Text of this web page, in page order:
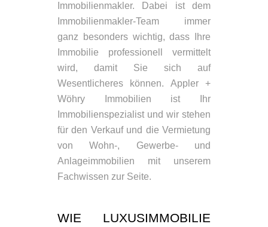
Immobilienmakler. Dabei ist dem
Immobilienmakler-Team immer
ganz besonders wichtig, dass Ihre
Immobilie professionell vermittelt
wird, damit Sie sich auf
Wesentlicheres können. Appler +
Wöhry Immobilien ist Ihr
Immobilienspezialist und wir stehen
für den Verkauf und die Vermietung
von Wohn-, Gewerbe- und
Anlageimmobilien mit unserem
Fachwissen zur Seite.
WIE LUXUSIMMOBILIE